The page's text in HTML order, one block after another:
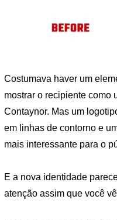
Costumava haver um
mostrar o recipiente como
Contaynor. Mas um
em linhas de contorno e
mais interessante para o
E a nova identidade
atenção assim que você